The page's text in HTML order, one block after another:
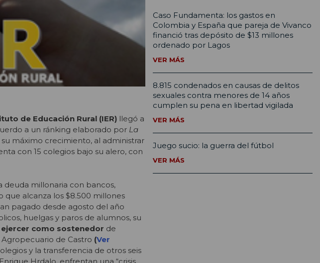
de Educación Rural (IER) llegó a
a un ránking elaborado por La
máximo crecimiento, al administrar
con 15 colegios bajo su alero, con
deuda millonaria con bancos,
alcanza los $8.500 millones
pagado desde agosto del año
huelgas y paros de alumnos, su
como sostenedor de
de Castro (Ver
y la transferencia de otros seis
Hrdalo, enfrentan una “crisis
Caso Fundamenta: los gastos en
Colombia y España que pareja de Vivanco
financió tras depósito de $13 millones
ordenado por Lagos
VER MÁS
8.815 condenados en causas de delitos
sexuales contra menores de 14 años
cumplen su pena en libertad vigilada
VER MÁS
Juego sucio: la guerra del fútbol
VER MÁS